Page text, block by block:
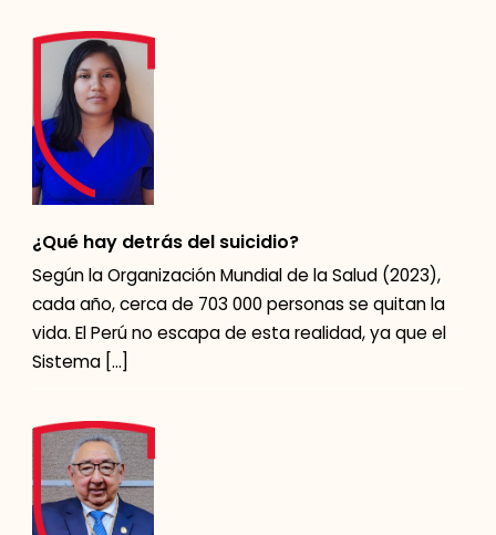
¿Qué hay detrás del suicidio?
Según la Organización Mundial de la Salud (2023),
cada año, cerca de 703 000 personas se quitan la
vida. El Perú no escapa de esta realidad, ya que el
Sistema […]